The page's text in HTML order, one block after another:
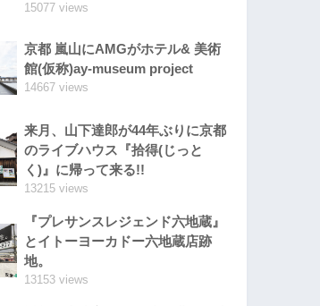
15077 views
京都 嵐山にAMGがホテル& 美術
館(仮称)ay-museum project
14667 views
来月、山下達郎が44年ぶりに京都
のライブハウス『拾得(じっと
く)』に帰って来る!!
13215 views
『プレサンスレジェンド六地蔵』
とイトーヨーカドー六地蔵店跡
地。
13153 views